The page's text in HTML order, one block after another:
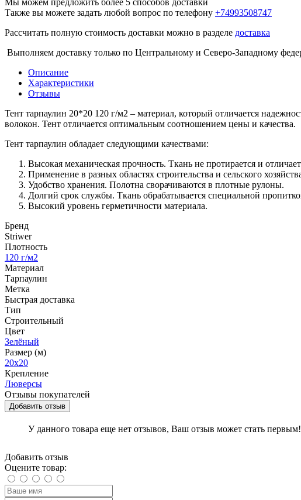
Мы можем предложить более 5 способов доставки
Также вы можете задать любой вопрос по телефону +74993508747
Рассчитать полную стоимость доставки можно в разделе доставка
Выполняем доставку только по Центральному и Северо-Западному
Описание
Характеристики
Отзывы
Тент тарпаулин 20*20 120 г/м2 – материал, который отличается
волокон. Тент отличается оптимальным соотношением цены и качества.
Тент тарпаулин обладает следующими качествами:
Высокая механическая прочность. Ткань не протирается и
Применение в разных областях строительства и сельского
Удобство хранения. Полотна сворачиваются в плотные рулоны.
Долгий срок службы. Ткань обрабатывается специальной
Высокий уровень герметичности материала.
Бренд
Striwer
Плотность
120 г/м2
Материал
Тарпаулин
Метка
Быстрая доставка
Тип
Строительный
Цвет
Зелёный
Размер (м)
20х20
Крепление
Люверсы
Отзывы покупателей
Добавить отзыв
У данного товара еще нет отзывов, Ваш отзыв может стать первым!
Добавить отзыв
Оцените товар: